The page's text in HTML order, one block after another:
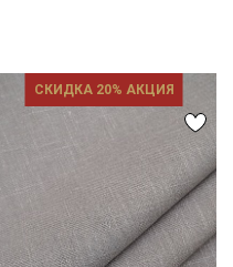
СКИДКА 20% АКЦИЯ
персональных
персональных
и